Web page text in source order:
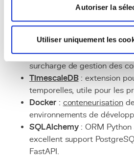
Autoriser la
Utiliser uniquement les
: extension
pgAdmin: interface
PostgreSQL.
pgBouncer: pooler de
surcharge de gestion des
TimescaleDB: extension
temporelles, utile pour les
Docker: conteneurisation
environnements de
SQLAlchemy: ORM
excellent support
FastAPI.